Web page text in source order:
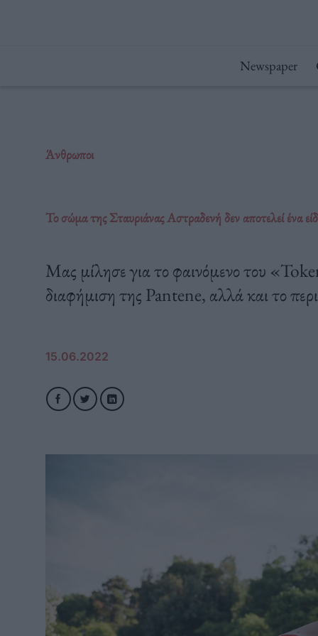
Newspaper
Άνθρωποι
Το σώμα της Σταυριάνας Αστραδενή δεν αποτελεί ένα
Μας μίλησε για το φαινόμενο του
διαφήμιση της Pantene, αλλά και το
15.06.2022